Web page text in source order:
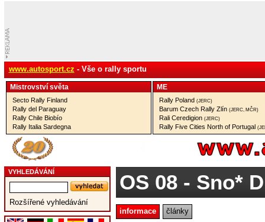
www.autosport.cz - Vše o rally sportu
Mistrovství­ světa
Secto Rally Finland
Rally del Paraguay
Rally Chile Biobío
Rally Italia Sardegna
ME
Rally Poland (JERC)
Barum Czech Rally Zlín (JERC, MČR)
Rali Ceredigion (JERC)
Rally Five Cities North of Portugal
VYHLEDÁVÁNÍ
Rozšířené vyhledávání
OS 08- Sno*
informace články